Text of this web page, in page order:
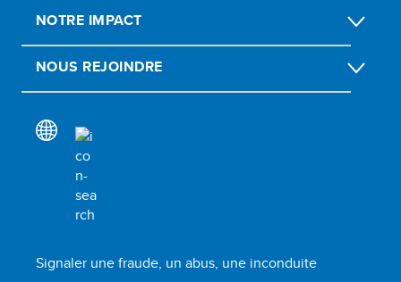
NOTRE IMPACT
NOUS REJOINDRE
Signaler une fraude, un abus, une inconduite